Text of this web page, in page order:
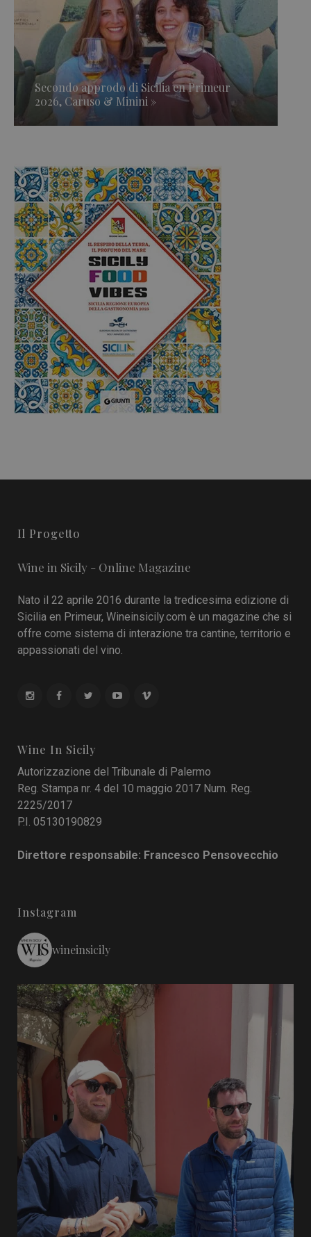
Secondo approdo di Sicilia en Primeur
2026, Caruso & Minini »
Il Progetto
Wine in Sicily - Online Magazine
Nato il 22 aprile 2016 durante la tredicesima edizione di
Sicilia en Primeur, Wineinsicily.com è un magazine che si
offre come sistema di interazione tra cantine, territorio e
appassionati del vino.
Wine In Sicily
Autorizzazione del Tribunale di Palermo
Reg. Stampa nr. 4 del 10 maggio 2017 Num. Reg.
2225/2017
P.I. 05130190829
Direttore responsabile: Francesco Pensovecchio
Instagram
wineinsicily